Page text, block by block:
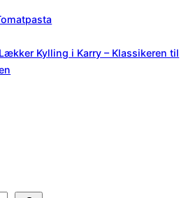
Kylling i Karry – Klassikeren til